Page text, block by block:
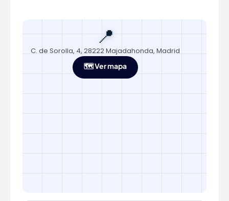
📍
C. de Sorolla, 4, 28222 Majadahonda, Madrid
🗺️ Ver mapa